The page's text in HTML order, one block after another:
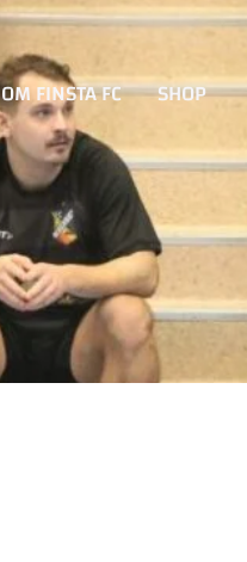
OM FINSTA FC SHOP